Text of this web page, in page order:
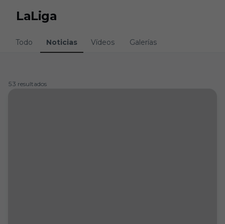
LaLiga
Todo Noticias Vídeos Galerías
53 resultados